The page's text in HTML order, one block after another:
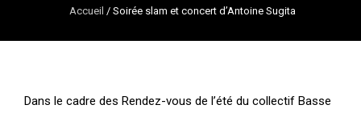
Accueil / Soirée slam et concert d’Antoine Sugita
Dans le cadre des Rendez-vous de l’été du collectif Basse